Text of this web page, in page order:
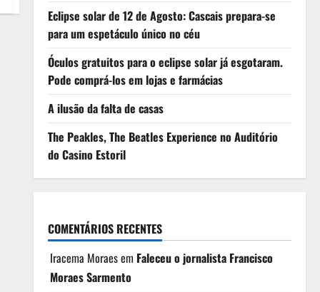
Eclipse solar de 12 de Agosto: Cascais prepara-se
para um espetáculo único no céu
Óculos gratuitos para o eclipse solar já esgotaram.
Pode comprá-los em lojas e farmácias
A ilusão da falta de casas
The Peakles, The Beatles Experience no Auditório
do Casino Estoril
COMENTÁRIOS RECENTES
Iracema Moraesem Faleceu o jornalista Francisco
Moraes Sarmento